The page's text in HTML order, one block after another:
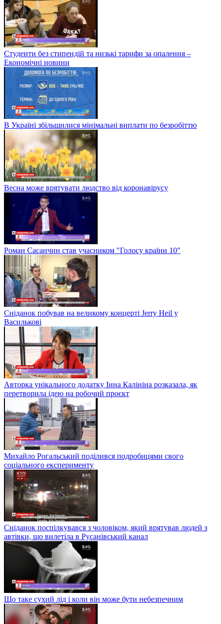
Студенти без стипендій та низькі тарифи за опалення –
Економічні новини
В Україні збільшилися мінімальні виплати по безробіттю
Весна може врятувати людство від коронавірусу
Роман Сасанчин став учасником "Голосу країни 10"
Сніданок побував на великому концерті Jerry Heil у
Василькові
Авторка унікального додатку Інна Калініна розказала, як
перетворила ідею на робочий проєкт
Михайло Рогальський поділився подробицями свого
соціального експерименту
Сніданок поспілкувався з чоловіком, який врятував людей з
автівки, що вилетіла в Русанівський канал
Що таке сухий лід і коли він може бути небезпечним